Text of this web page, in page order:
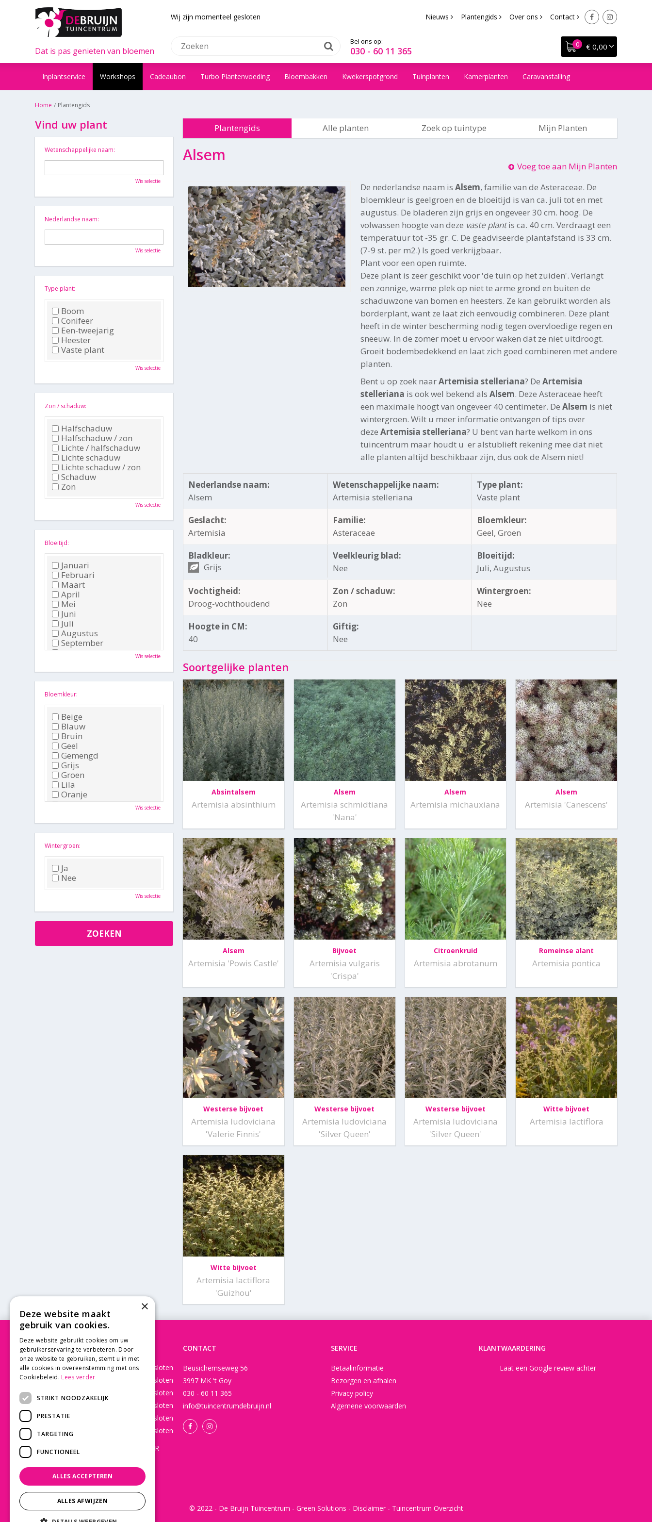
Home Plantengids
Wij zijn momenteel gesloten
Dat is pas genieten van bloemen
Nieuws Plantengids Over ons Contact
€ 0,00
Bel ons op:
030 - 60 11 365
Inplantservice Workshops Cadeaubon Turbo Plantenvoeding Bloembakken Kwekerspotgrond Tuinplanten Kamerplanten Caravanstalling
Plantengids Alle planten Zoek op tuintype Mijn Planten
Alsem
Voeg toe aan Mijn Planten
De nederlandse naam is Alsem, familie van de Asteraceae. De
bloemkleur is geelgroen en de bloeitijd is van ca. juli tot en met
augustus. De bladeren zijn grijs en ongeveer 30 cm. hoog. De
volwassen hoogte van deze vaste plantis ca. 40 cm. Verdraagt een
temperatuur tot -35 gr. C. De geadviseerde plantafstand is 33 cm.
(7-9 st. per m2.) Is goed verkrijgbaar.
Plant voor een open ruimte.
Deze plant is zeer geschikt voor 'de tuin op het zuiden'. Verlangt
een zonnige, warme plek op niet te arme grond en buiten de
schaduwzone van bomen en heesters. Ze kan gebruikt worden als
borderplant, want ze laat zich eenvoudig combineren. Deze plant
heeft in de winter bescherming nodig tegen overvloedige regen en
sneeuw. In de zomer moet u ervoor waken dat ze niet uitdroogt.
Groeit bodembedekkend en laat zich goed combineren met andere
planten.
Bent u op zoek naarArtemisia stelleriana? De Artemisia
stelleriana is ook wel bekend als Alsem. Deze Asteraceae heeft
een maximale hoogt van ongeveer 40 centimeter. De Alsem is niet
wintergroen. Wilt u meer informatie ontvangen of tips over
deze Artemisia stelleriana? U bent van harte welkom in ons
tuincentrum maar houdt u er alstublieft rekening mee dat niet
alle planten altijd beschikbaar zijn, dus ook de Alsem niet!
Nederlandse naam:
Alsem
Wetenschappelijke naam:
Artemisia stelleriana
Type plant:
Vaste plant
Geslacht:
Artemisia
Familie:
Asteraceae
Bloemkleur:
Geel, Groen
Bladkleur:
Grijs
Veelkleurig blad:
Nee
Bloeitijd:
Juli, Augustus
Vochtigheid:
Droog-vochthoudend
Zon / schaduw:
Zon
Wintergroen:
Nee
Hoogte in CM:
40
Giftig:
Nee
Soortgelijke planten
Absintalsem
Artemisia absinthium
Alsem
Artemisia schmidtiana
'Nana'
Alsem
Artemisia michauxiana
Alsem
Artemisia 'Canescens'
Alsem
Artemisia 'Powis Castle'
Bijvoet
Artemisia vulgaris
'Crispa'
Citroenkruid
Artemisia abrotanum
Romeinse alant
Artemisia pontica
Westerse bijvoet
Artemisia ludoviciana
'Valerie Finnis'
Westerse bijvoet
Artemisia ludoviciana
'Silver Queen'
Westerse bijvoet
Artemisia ludoviciana
'Silver Queen'
Witte bijvoet
Artemisia lactiflora
Witte bijvoet
Artemisia lactiflora
'Guizhou'
Vind uw plant
Wetenschappelijke naam:
Wis selectie
Nederlandse naam:
Wis selectie
Type plant:
Boom
Conifeer
Een-tweejarig
Heester
Vaste plant
Wis selectie
Zon / schaduw:
Halfschaduw
Halfschaduw / zon
Lichte / halfschaduw
Lichte schaduw
Lichte schaduw / zon
Schaduw
Zon
Wis selectie
Bloeitijd:
Januari
Februari
Maart
April
Mei
Juni
Juli
Augustus
September
Oktober
December
Wis selectie
Bloemkleur:
Beige
Blauw
Bruin
Geel
Gemengd
Grijs
Groen
Lila
Oranje
Paars
Roze
Zwart
Wis selectie
Wintergroen:
Ja
Nee
Wis selectie
OPENINGSTIJDEN
Maandag
Gesloten
Dinsdag
Gesloten
Gesloten
Gesloten
Vrijdag
Gesloten
Zaterdag
Gesloten
WEBSHOP OPEN 24/7 365 DAGEN PER
DAGELIJKS VERZONDEN!
Toon alle openingstijden
CONTACT
Beusichemseweg 56
3997 MK 't Goy
030 - 60 11 365
info@tuincentrumdebruijn.nl
SERVICE
Betaalinformatie
Bezorgen en afhalen
Privacy policy
Algemene voorwaarden
KLANTWAARDERING
Laat een Google review achter
© 2022 - De Bruijn Tuincentrum - Green Solutions - Disclaimer- Tuincentrum Overzicht
×
Deze website maakt
gebruik van cookies.
Deze website gebruikt cookies om uw
gebruikerservaring te verbeteren. Door
onze website te gebruiken, stemt u in met
alle cookies in overeenstemming met ons
Cookiebeleid. Lees verder
STRIKT NOODZAKELIJK
PRESTATIE
TARGETING
FUNCTIONEEL
ALLES ACCEPTEREN
ALLES AFWIJZEN